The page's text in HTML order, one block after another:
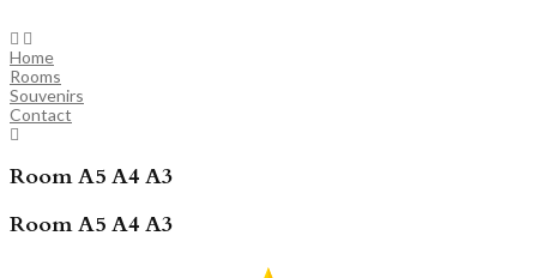
to
content
Home
Rooms
Souvenirs
Contact
Room A5 A4 A3
Room A5 A4 A3